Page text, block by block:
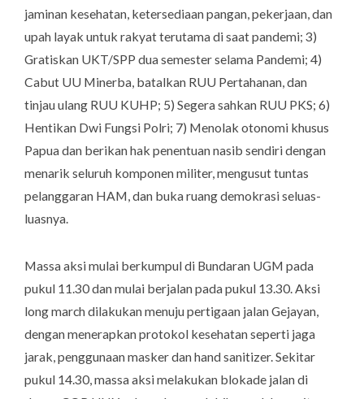
jaminan kesehatan, ketersediaan pangan, pekerjaan, dan
upah layak untuk rakyat terutama di saat pandemi; 3)
Gratiskan UKT/SPP dua semester selama Pandemi; 4)
Cabut UU Minerba, batalkan RUU Pertahanan, dan
tinjau ulang RUU KUHP; 5) Segera sahkan RUU PKS; 6)
Hentikan Dwi Fungsi Polri; 7) Menolak otonomi khusus
Papua dan berikan hak penentuan nasib sendiri dengan
menarik seluruh komponen militer, mengusut tuntas
pelanggaran HAM, dan buka ruang demokrasi seluas-
luasnya.
Massa aksi mulai berkumpul di Bundaran UGM pada
pukul 11.30 dan mulai berjalan pada pukul 13.30. Aksi
long march dilakukan menuju pertigaan jalan Gejayan,
dengan menerapkan protokol kesehatan seperti jaga
jarak, penggunaan masker dan hand sanitizer. Sekitar
pukul 14.30, massa aksi melakukan blokade jalan di